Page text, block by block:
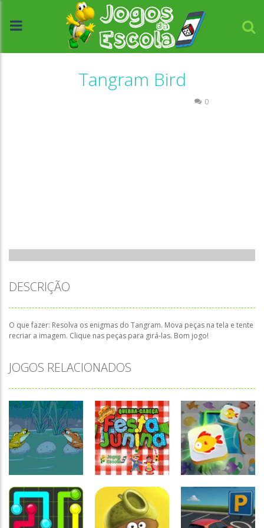
Tangram Bird
0
DESCRIÇÃO
O que fazer: Resolva os enigmas do Tangram. Mova peças na tela e tente
recriar a imagem. Clique nas peças para girá-las. Bom jogo!
JOGOS RELACIONADOS
Raciocínio
Quebra-
cabeça
Quebra-
cabeça Festa
Raciocínio
Lógico
Mahjong
Connect Fish